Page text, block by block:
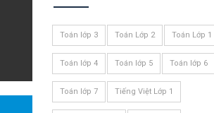
Toán lớp 3 Toán Lớp 2 Toán Lớp 1
Toán lớp 4 Toán lớp 5 Toán lớp 6
Toán lớp 7 Tiếng Việt Lớp 1